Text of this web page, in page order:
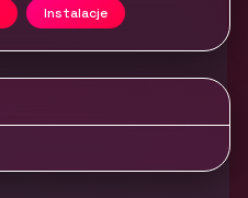
Instalacje